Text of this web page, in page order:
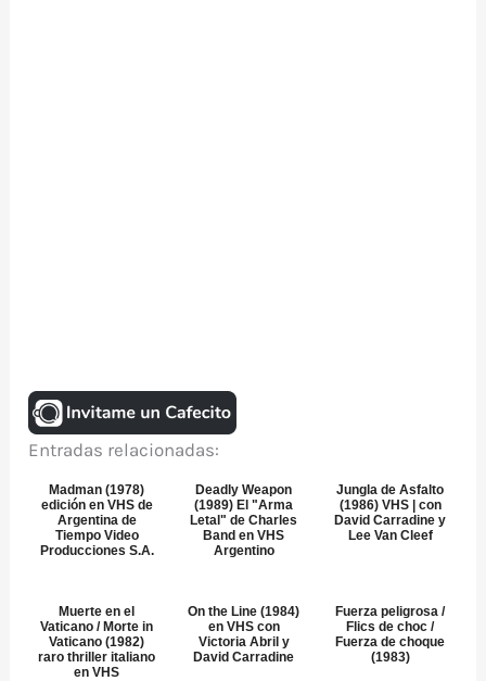
Entradas relacionadas:
Madman (1978)
edición en VHS de
Argentina de
Tiempo Video
Producciones S.A.
Deadly Weapon
(1989) El "Arma
Letal" de Charles
Band en VHS
Argentino
Jungla de Asfalto
(1986) VHS | con
David Carradine y
Lee Van Cleef
Muerte en el
Vaticano / Morte in
Vaticano (1982)
raro thriller italiano
en VHS
On the Line (1984)
en VHS con
Victoria Abril y
David Carradine
Fuerza peligrosa /
Flics de choc /
Fuerza de choque
(1983)